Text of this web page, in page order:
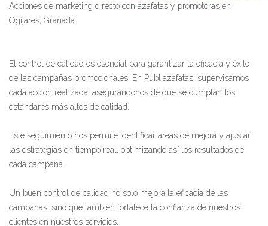
Acciones de marketing directo con azafatas y promotoras en
Ogíjares, Granada
El control de calidad es esencial para garantizar la eficacia y éxito
de las campañas promocionales. En Publiazafatas, supervisamos
cada acción realizada, asegurándonos de que se cumplan los
estándares más altos de calidad.
Este seguimiento nos permite identificar áreas de mejora y ajustar
las estrategias en tiempo real, optimizando así los resultados de
cada campaña.
Un buen control de calidad no solo mejora la eficacia de las
campañas, sino que también fortalece la confianza de nuestros
clientes en nuestros servicios.